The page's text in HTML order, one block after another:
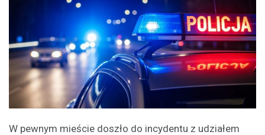
W pewnym mieście doszło do incydentu z udziałem